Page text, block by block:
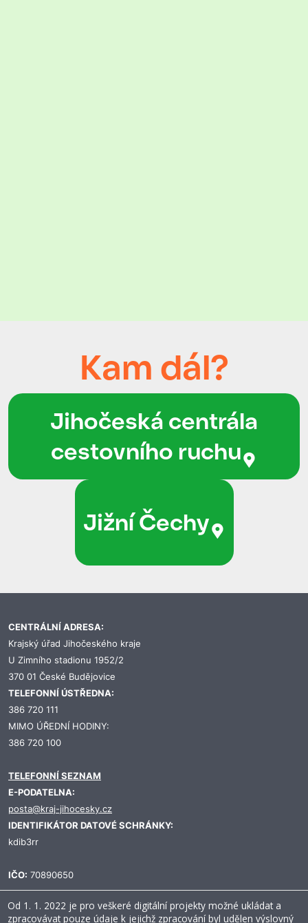
Kam dál?
Jihočeská centrála
cestovního ruchu
Jižní Čechy
CENTRÁLNÍ ADRESA:
Krajský úřad Jihočeského kraje
U Zimního stadionu 1952/2
370 01 České Budějovice
TELEFONNÍ ÚSTŘEDNA:
386 720 111
MIMO ÚŘEDNÍ HODINY:
386 720 100
TELEFONNÍ SEZNAM
E-PODATELNA:
posta@kraj-jihocesky.cz
IDENTIFIKÁTOR DATOVÉ SCHRÁNKY:
kdib3rr
IČO: 70890650
Od 1. 1. 2022 je pro veškeré digitální projekty možné ukládat a
zpracovávat pouze údaje k jejichž zpracování byl udělen výslovný